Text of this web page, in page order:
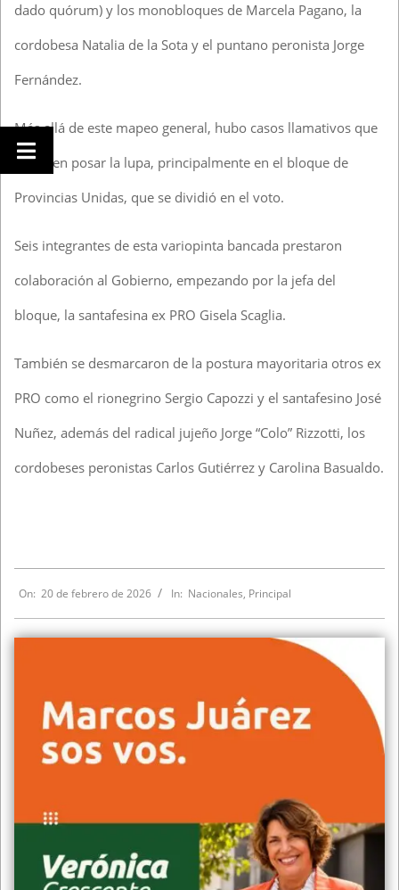
dado quórum) y los monobloques de Marcela Pagano, la
cordobesa Natalia de la Sota y el puntano peronista Jorge
Fernández.
Más allá de este mapeo general, hubo casos llamativos que
merecen posar la lupa, principalmente en el bloque de
Provincias Unidas, que se dividió en el voto.
Seis integrantes de esta variopinta bancada prestaron
colaboración al Gobierno, empezando por la jefa del
bloque, la santafesina ex PRO Gisela Scaglia.
También se desmarcaron de la postura mayoritaria otros ex
PRO como el rionegrino Sergio Capozzi y el santafesino José
Nuñez, además del radical jujeño Jorge “Colo” Rizzotti, los
cordobeses peronistas Carlos Gutiérrez y Carolina Basualdo.
On: 20 de febrero de 2026 In: Nacionales, Principal